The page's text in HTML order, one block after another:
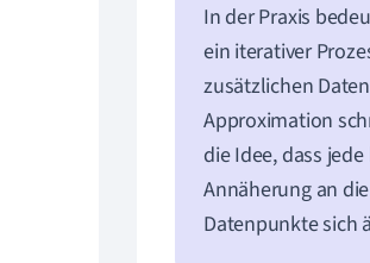
In der Praxis
ein iterativer
zusätzlichen
Approximation
die Idee, dass
Annäherung an
Datenpunkte sich